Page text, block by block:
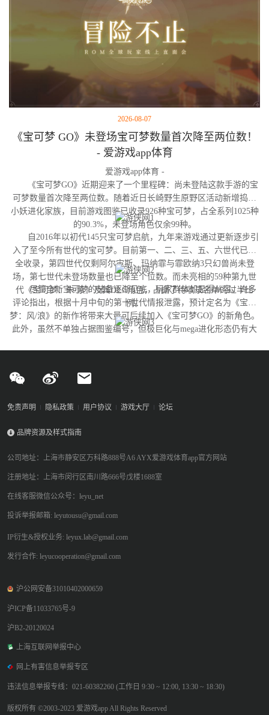
2026-08-07
《宝可梦 GO》未登场宝可梦数量首次降至两位数！
- 爱游戏app体育
爱游戏app体育 -
《宝可梦GO》近期迎来了一个里程碑：尚未登陆这款手游的宝
可梦数量首次降至两位数。随着近日长崎野生原野区活动新增捣蛋
小妖进化家族，目前游戏图鉴已收录926种宝可梦，占全系列1025种
的90.3%，未登场角色仅余99种。
自2016年以初代145只宝可梦启航，九年来游戏通过更新逐步引
入了至今所有世代的宝可梦。目前第一、二、三、五、六世代已完
全收录，第四世代仅剩阿尔宙斯、玛纳霏与霏欧纳3只幻兽尚未登
场，第七世代未登场数量也已降至个位数。而未亮相的59种第九世
代《宝可梦：朱/紫》及其DLC角色，占据了待收录名单的过半比
例。
尽管全新宝可梦的储备逐渐见底，玩家群体却显得从容。许多
评论指出，根据十月中旬的第十世代情报泄露，预计定名为《宝可
梦：风/浪》的新作将带来大量可后续加入《宝可梦GO》的新角色。
此外，虽然不单独占据图鉴编号，但极巨化与mega进化形态仍有大
免责声明 隐私政策 用户协议 游戏大厅 论坛
品牌资源及样式指南
公司地址：上海市静安区万科路888号A6 AYX爱游戏体育app官方网站
注册地址：上海市闵行区南川路666号戊楼1688室
在线客服微信公众号：leyu_net
投诉举报邮箱: leyutousu@gmail.com
IP衍生&授权业务: leyux.lab@gmail.com
发行合作: leyucooperation@gmail.com
沪公网安备31010402000659
沪ICP备11033765号-9
沪B2-20120024
上海互联网举报中心
网上有害信息举报专区
违法信息举报专线：021-60382260 (工作日 9:30 ~ 12:00, 13:30 ~ 18:30)
版权所有 ©2003-2023 爱游戏app All Rights Reserved